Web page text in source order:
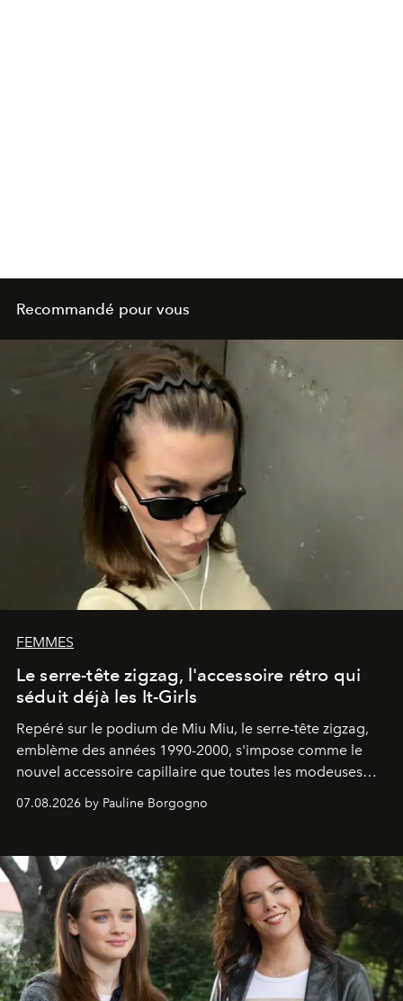
Recommandé pour vous
FEMMES
Le serre-tête zigzag, l'accessoire rétro qui
séduit déjà les It-Girls
Repéré sur le podium de Miu Miu, le serre-tête zigzag,
emblème des années 1990-2000, s'impose comme le
nouvel accessoire capillaire que toutes les modeuses
s'arrachent déjà.
07.08.2026 by Pauline Borgogno